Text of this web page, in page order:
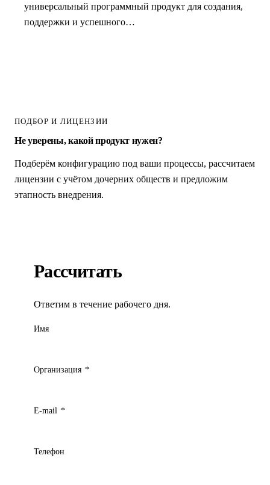
универсальный программный продукт для создания,
поддержки и успешного…
ПОДБОР И ЛИЦЕНЗИИ
Не уверены, какой продукт нужен?
Подберём конфигурацию под ваши процессы, рассчитаем
лицензии с учётом дочерних обществ и предложим
этапность внедрения.
Рассчитать
Ответим в течение рабочего дня.
Имя
Организация *
E-mail *
Телефон